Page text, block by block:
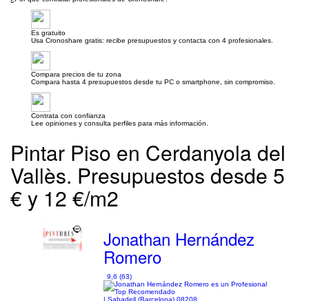
Es gratuito
Usa Cronoshare gratis: recibe presupuestos y contacta con 4 profesionales.
Compara precios de tu zona
Compara hasta 4 presupuestos desde tu PC o smartphone, sin compromiso.
Contrata con confianza
Lee opiniones y consulta perfiles para más información.
Pintar Piso en Cerdanyola del
Vallès. Presupuestos desde 5
€ y 12 €/m2
Jonathan Hernández
Romero
9,6 (63)
| Sabadell (Barcelona) 08208